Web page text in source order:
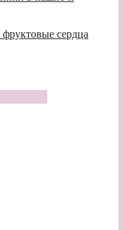
сердца